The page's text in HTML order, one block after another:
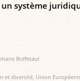
système
Buffetaut
et diversité, Union